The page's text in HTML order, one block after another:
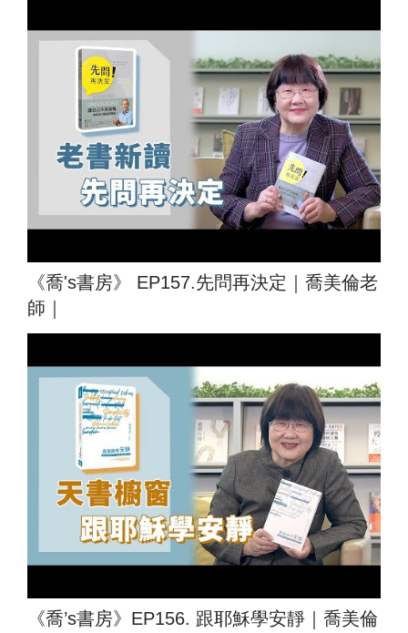
《喬's書房》 EP157.先問再決定｜喬美倫老
師｜
《喬’s書房》EP156. 跟耶穌學安靜｜喬美倫